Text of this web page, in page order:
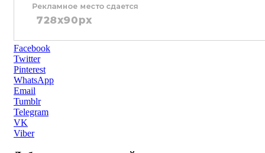
Facebook
Twitter
Pinterest
WhatsApp
Email
Tumblr
Telegram
VK
Viber